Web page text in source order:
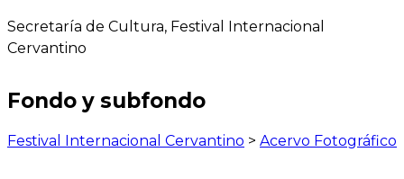
Secretaría de Cultura, Festival Internacional
Cervantino
Fondo y subfondo
Festival Internacional Cervantino > Acervo Fotográfico